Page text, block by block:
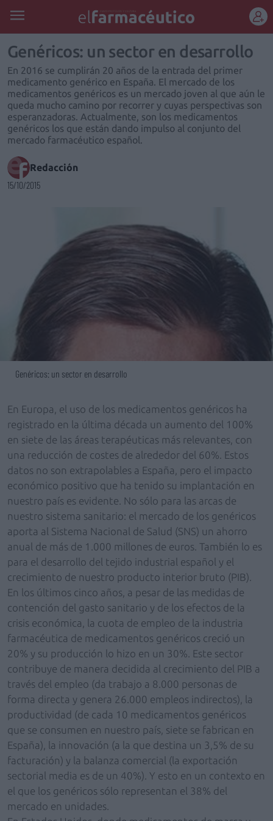
REGÍSTRATE
Genéricos: un sector en desarrollo
En 2016 se cumplirán 20 años de la entrada del primer
medicamento genérico en España. El mercado de los
medicamentos genéricos es un mercado joven al que aún le
queda mucho camino por recorrer y cuyas perspectivas son
esperanzadoras. Actualmente, son los medicamentos
genéricos los que están dando impulso al conjunto del
mercado farmacéutico español.
Redacción
15/10/2015
Genéricos: un sector en desarrollo
En Europa, el uso de los medicamentos genéricos ha
registrado en la última década un aumento del 100%
en siete de las áreas terapéuticas más relevantes, con
una reducción de costes de alrededor del 60%. Estos
datos no son extrapolables a España, pero el impacto
económico positivo que ha tenido su implantación en
nuestro país es evidente. No sólo para las arcas de
nuestro sistema sanitario: el mercado de los genéricos
aporta al Sistema Nacional de Salud (SNS) un ahorro
anual de más de 1.000 millones de euros. También lo es
para el desarrollo del tejido industrial español y el
crecimiento de nuestro producto interior bruto (PIB).
En los últimos cinco años, a pesar de las medidas de
contención del gasto sanitario y de los efectos de la
crisis económica, la cuota de empleo de la industria
farmacéutica de medicamentos genéricos creció un
20% y su producción lo hizo en un 30%. Este sector
contribuye de manera decidida al crecimiento del PIB a
través del empleo (da trabajo a 8.000 personas de
forma directa y genera 26.000 empleos indirectos), la
productividad (de cada 10 medicamentos genéricos
que se consumen en nuestro país, siete se fabrican en
España), la innovación (a la que destina un 3,5% de su
facturación) y la balanza comercial (la exportación
sectorial media es de un 40%). Y esto en un contexto en
el que los genéricos sólo representan el 38% del
mercado en unidades.